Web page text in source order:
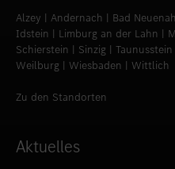
Alzey | Andernach | Bad
Idstein | Limburg an der Lahn |
Schierstein | Sinzig |
Weilburg | Wiesbaden | Wittlich
Zu den Standorten
Aktuelles